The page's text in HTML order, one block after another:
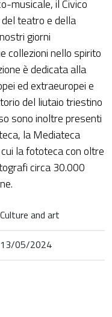
musicale, il Civico
teatro e della
giorni
collezioni nello spirito
è dedicata alla
ed extraeuropei e
del liutaio triestino
sono inoltre presenti
la Mediateca
cui la fototeca con oltre
circa 30.000
Culture and art
13/05/2024